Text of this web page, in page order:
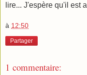
lire... J'espère qu'il est
à 12:50
Partager
1 commentaire: